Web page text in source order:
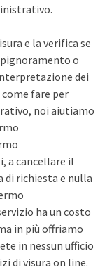
e la verifica se
o
dei
fare per
noi aiutiamo
a cancellare il
richiesta e nulla
ha un costo
in più offriamo
in nessun ufficio
di visura on line.